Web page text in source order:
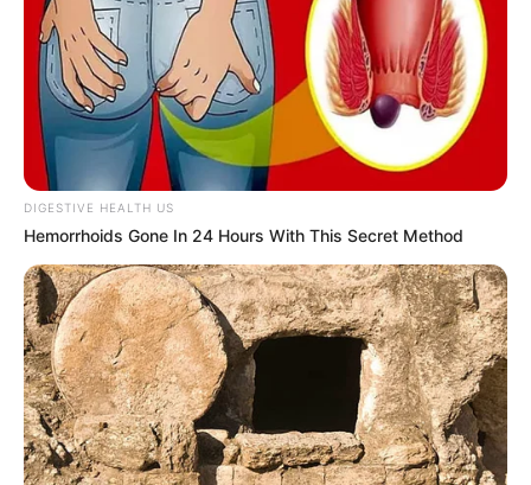
Serem! 9 Chat Ojek Online &
Pelanggan Ini Bikin Auto
Merinding
DIGESTIVE HEALTH US
Hemorrhoids Gone In 24 Hours With This Secret Method